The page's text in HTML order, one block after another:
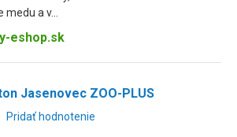
a v...
eshop.sk
Jasenovec ZOO-PLUS
Pridať hodnotenie